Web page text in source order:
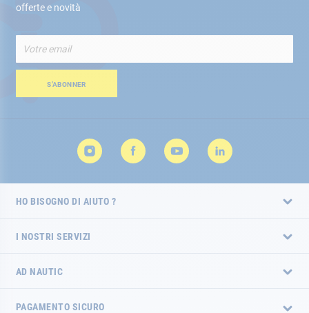
offerte e novità
alla
nostra
Newsletter:S’ABONNER
HO BISOGNO DI AIUTO ?
I NOSTRI SERVIZI
AD NAUTIC
PAGAMENTO SICURO